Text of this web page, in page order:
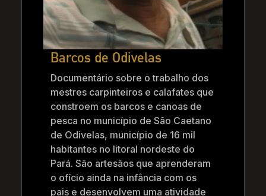
Barcos de Odivelas
Documentário sobre o trabalho dos
mestres carpinteiros e calafates que
constroem os barcos e canoas de
pesca no município de São Caetano
de Odivelas, município de 16 mil
habitantes no litoral nordeste do
Pará. São artesãos que aprenderam
o ofício ainda na infância com os
pais e desenvolvem uma atividade